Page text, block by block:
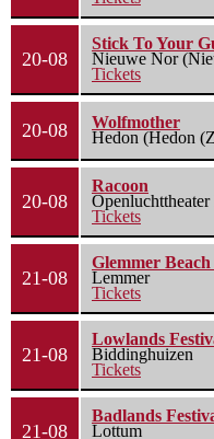
20-08
Stick To Your
Nieuwe Nor
Tickets
20-08
Wolfmother
Hedon (Hedon
20-08
Racoon
Tickets
21-08
Glemmer
Lemmer
Tickets
21-08
Lowlands
Biddinghuizen
Tickets
21-08
Badlands
Lottum